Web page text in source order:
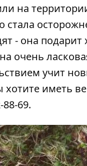
на
стала
- она подарит
очень
учит
иметь
69.